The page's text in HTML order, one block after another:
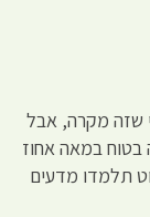
שזה מקרה, אבל
תהיה בטוח במאה אחוז
תלמדו מדעים